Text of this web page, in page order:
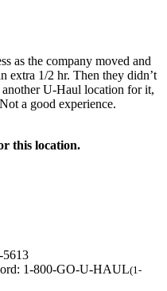
as the company moved and
extra 1/2 hr. Then they didn’t
U-Haul location for it,
a good experience.
this location.
5613
1-800-GO-U-HAUL(1-